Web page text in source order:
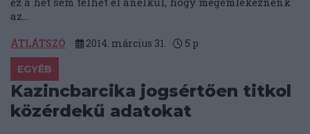
az...
ÁTLÁTSZÓ 2014. március 31. 5 p
EGYÉB
Kazincbarcika jogsértően titkol
közérdekű adatokat